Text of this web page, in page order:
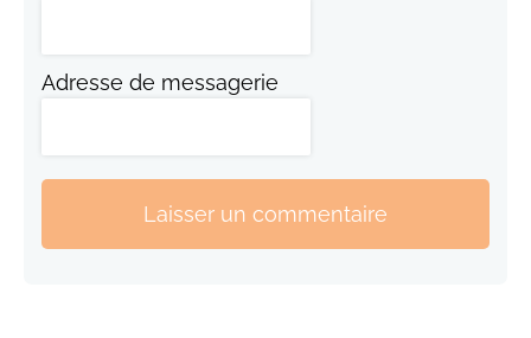
Adresse de messagerie
Laisser un commentaire